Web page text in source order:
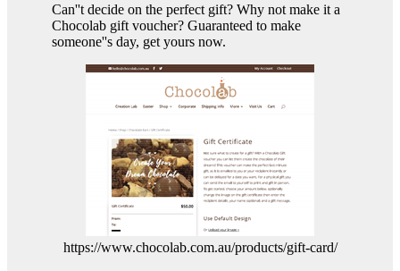
Can''t decide on the perfect gift? Why not make it a
Chocolab gift voucher? Guaranteed to make
someone''s day, get yours now.
https://www.chocolab.com.au/products/gift-card/